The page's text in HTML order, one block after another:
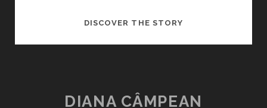
DISCOVER THE STORYFARMEC
DIANA CÂMPEAN